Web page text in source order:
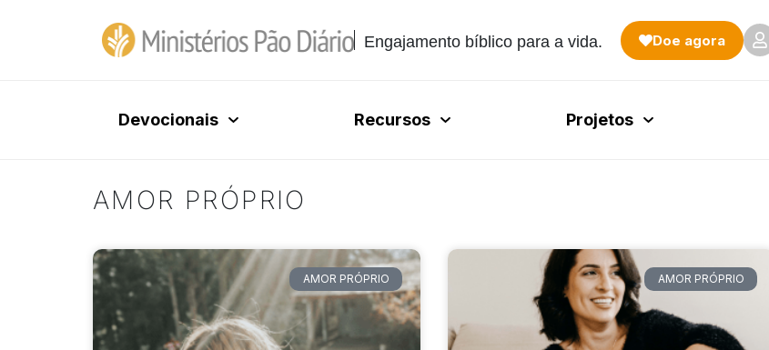
Engajamento bíblico para a vida. Doe agora
Devocionais Recursos Projetos
AMOR PRÓPRIO
AMOR PRÓPRIO AMOR PRÓPRIO